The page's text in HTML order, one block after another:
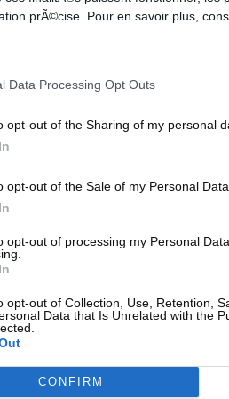
prÃ©cise. Pour en savoir plus,
Data Processing Opt Outs
opt-out of the Sharing of my personal
opt-out of the Sale of my Personal Data.
opt-out of processing my Personal
opt-out of Collection, Use, Retention,
Data that Is Unrelated with the
CONFIRM
la rencontre Team USA
La poisse pour Paul George.
qui font mal avec la vidéo ci-
sur son Twitter, on aurait
de l’Indiana :
and support.. I'll be ok and
y'all!!